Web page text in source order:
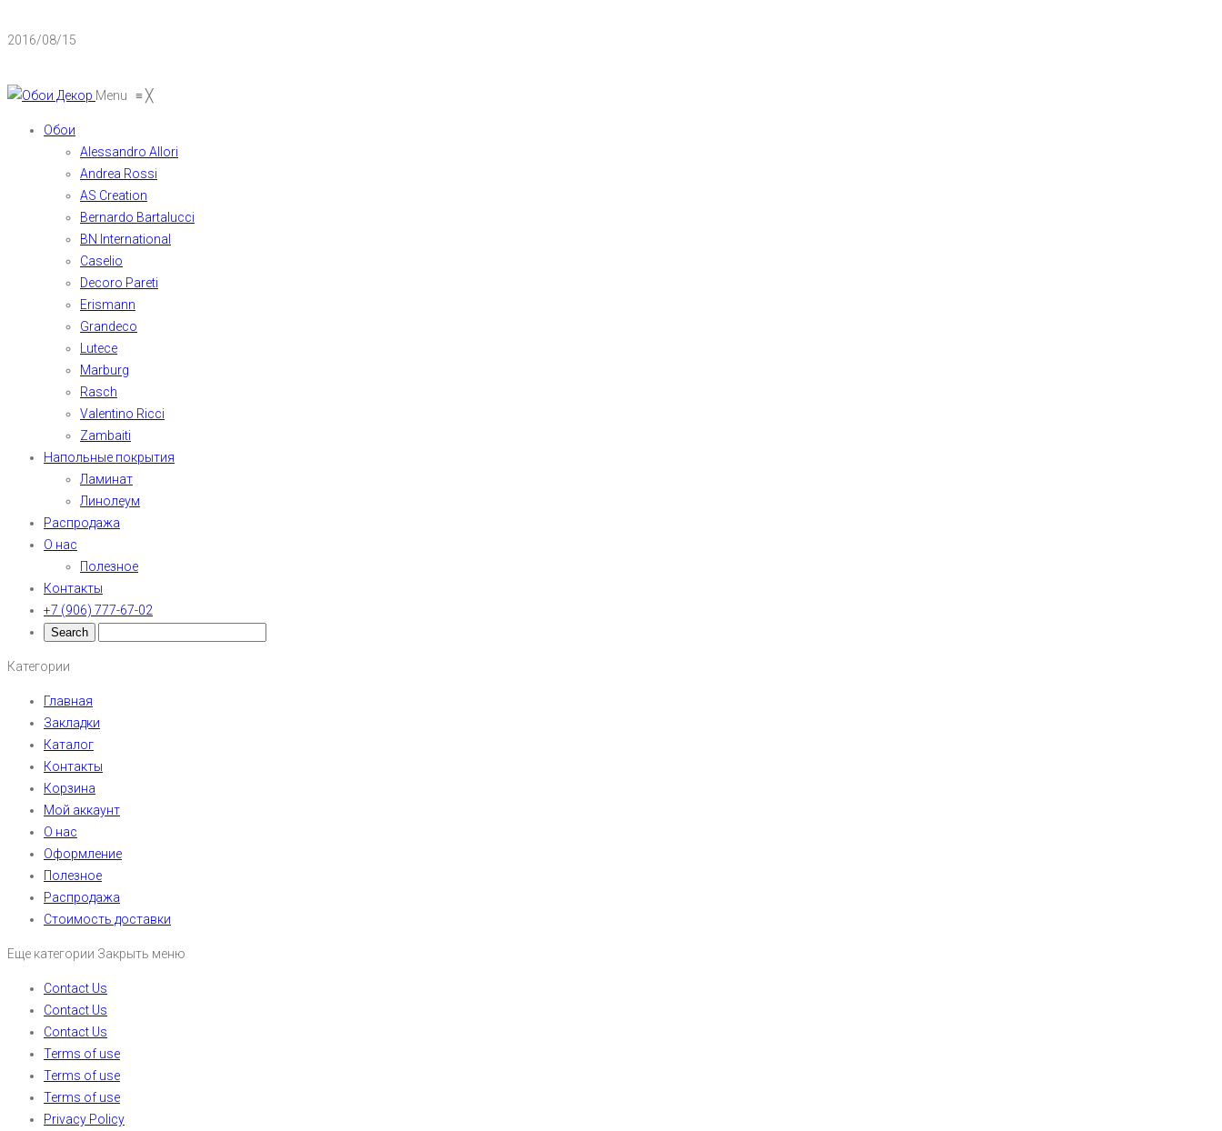
2016/08/15
Menu ≡╳
Обои
Alessandro Allori
Andrea Rossi
AS Creation
Bernardo Bartalucci
BN International
Caselio
Decoro Pareti
Erismann
Grandeco
Lutece
Marburg
Rasch
Valentino Ricci
Zambaiti
Напольные покрытия
Ламинат
Линолеум
Распродажа
О нас
Полезное
Контакты
+7 (906) 777-67-02
Категории
Главная
Закладки
Каталог
Контакты
Корзина
Мой аккаунт
О нас
Оформление
Полезное
Распродажа
Стоимость доставки
Еще категории Закрыть меню
Contact Us
Contact Us
Contact Us
Terms of use
Terms of use
Terms of use
Privacy Policy